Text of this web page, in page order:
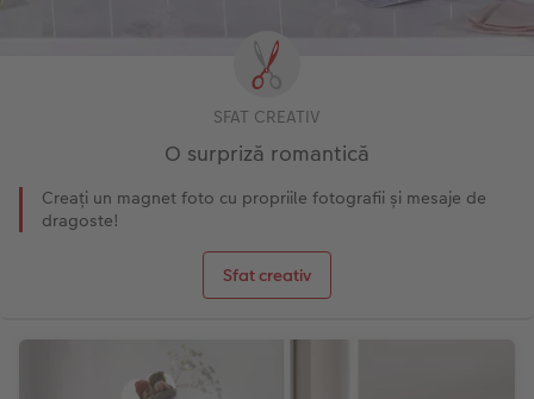
SFAT CREATIV
O surpriză romantică
Creați un magnet foto cu propriile fotografii și mesaje de
dragoste!
Sfat creativ